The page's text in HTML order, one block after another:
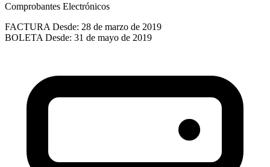
Comprobantes Electrónicos
FACTURA Desde: 28 de marzo de 2019
BOLETA Desde: 31 de mayo de 2019